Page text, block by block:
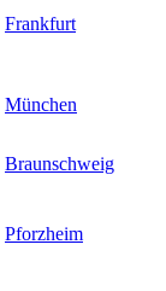
Frankfurt
München
Braunschweig
Pforzheim